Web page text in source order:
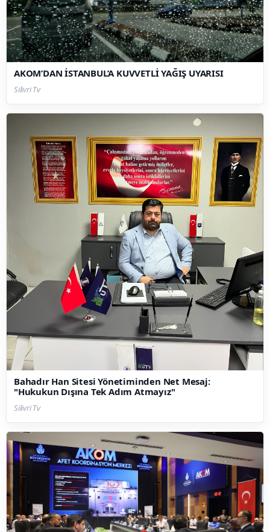
AKOM’DAN İSTANBUL’A KUVVETLİ YAĞIŞ UYARISI
Silivri Tv
Bahadır Han Sitesi Yönetiminden Net Mesaj:
"Hukukun Dışına Tek Adım Atmayız"
Silivri Tv